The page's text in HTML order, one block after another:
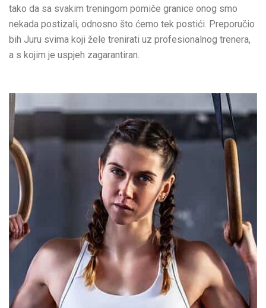
tako da sa svakim treningom pomiče granice onog smo
nekada postizali, odnosno što ćemo tek postići. Preporučio
bih Juru svima koji žele trenirati uz profesionalnog trenera,
a s kojim je uspjeh zagarantiran.